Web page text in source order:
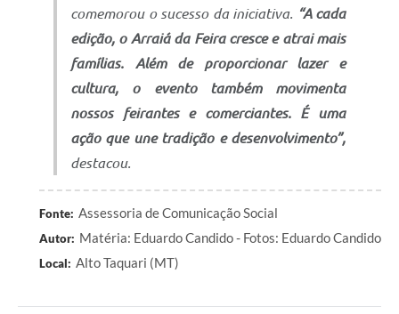
comemorou o sucesso da iniciativa.
“A cada
edição, o Arraiá da Feira cresce e atrai mais
famílias. Além de proporcionar lazer e
cultura, o evento também movimenta
nossos feirantes e comerciantes. É uma
ação que une tradição e desenvolvimento”,
destacou.
Fonte: Assessoria de Comunicação Social
Autor: Matéria: Eduardo Candido - Fotos: Eduardo Candido
Local: Alto Taquari (MT)